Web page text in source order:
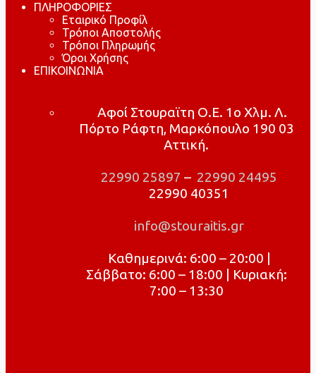
ΠΛΗΡΟΦΟΡΙΕΣ
Εταιρικό Προφίλ
Τρόποι Αποστολής
Τρόποι Πληρωμής
Όροι Χρήσης
ΕΠΙΚΟΙΝΩΝΙΑ
Αφοί Στουραϊτη Ο.Ε. 1ο Χλμ. Λ.
Πόρτο Ράφτη, Μαρκόπουλο 190 03
Αττική.
22990 25897 – 22990 24495
22990 40351
info@stouraitis.gr
Καθημερινά: 6:00 – 20:00 |
Σάββατο: 6:00 – 18:00 | Κυριακή:
7:00 – 13:30